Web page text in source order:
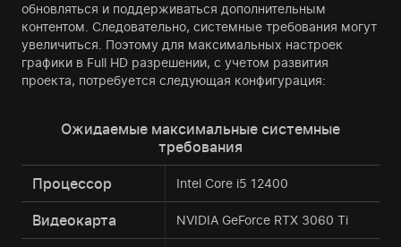
обновляться и поддерживаться дополнительным
контентом. Следовательно, системные требования могут
увеличиться. Поэтому для максимальных настроек
графики в Full HD разрешении, с учетом развития
проекта, потребуется следующая конфигурация:
Ожидаемые максимальные системные
требования
Процессор Intel Core i5 12400
Видеокарта NVIDIA GeForce RTX 3060 Ti